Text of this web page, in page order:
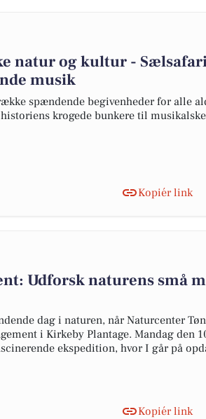
natur og kultur -
musik
spændende begivenheder for alle
krogede bunkere til
Kopiér link
Udforsk naturens små
dag i naturen, når Naturcenter
i Kirkeby Plantage. Mandag den
ekspedition, hvor I går på
Kopiér link